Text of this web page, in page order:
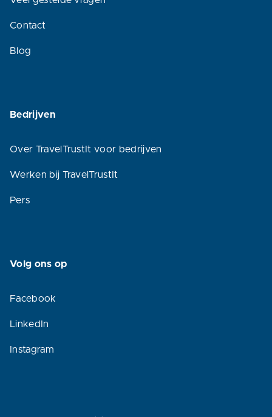
Contact
Blog
Bedrijven
Over TravelTrustIt voor bedrijven
Werken bij TravelTrustIt
Pers
Volg ons op
Facebook
LinkedIn
Instagram